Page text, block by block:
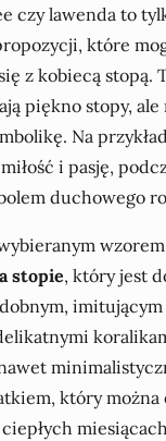
czy lawenda to
które
z kobiecą stopą.
piękno stopy, ale
Na
i pasję,
duchowego
stopie, który jest
który można